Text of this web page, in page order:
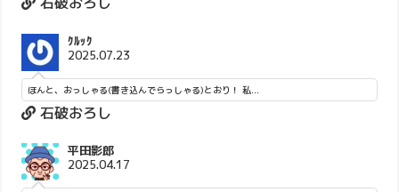
ｸﾙｯｸ
2025.07.23
ほんと、おっしゃる(書き込んでらっしゃる)とおり！ 私...
石破おろし
平田影郎
2025.04.17